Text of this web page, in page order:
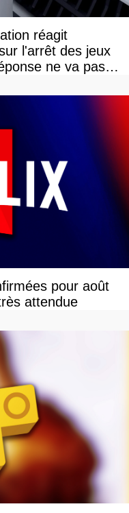
réagit
l'arrêt des jeux
ne va pas
pour août
attendue